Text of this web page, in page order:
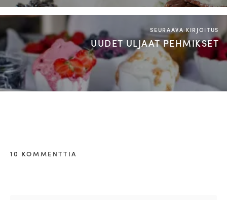
SEURAAVA KIRJOITUS
UUDET ULJAAT PEHMIKSET
10 KOMMENTTIA